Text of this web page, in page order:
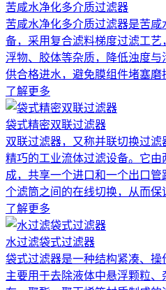
苦咸水净化多介质过滤器
苦咸水净化多介质过滤器是苦
备，采用复合滤料梯度过滤工
浮物、胶体等杂质，降低浊度
供合格进水，避免膜组件堵塞磨
了解更多
袋式精密双联过滤器
双联过滤器，又称并联切换过
精巧的工业流体过滤设备。它
成，共享一个进口和一个出口
个滤筒之间的在线切换，从而保
了解更多
水过滤袋式过滤器
袋式过滤器是一种结构紧凑、操
主要用于去除液体中悬浮颗粒